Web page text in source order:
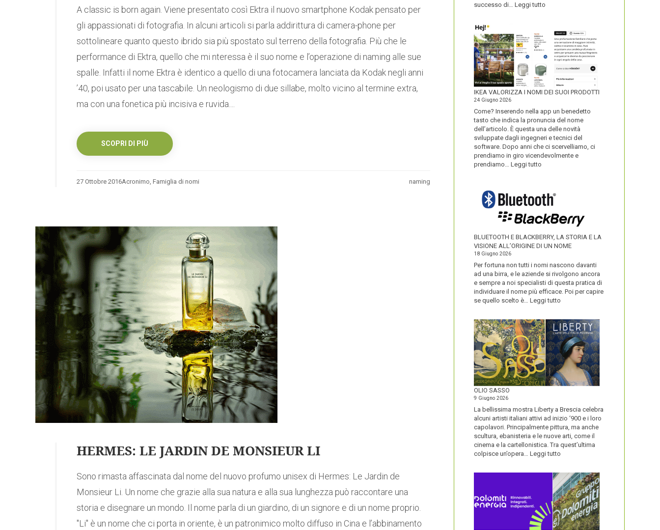
A classic is born again. Viene presentato così Ektra il nuovo smartphone Kodak pensato per
gli appassionati di fotografia. In alcuni articoli si parla addirittura di camera-phone per
sottolineare quanto questo ibrido sia più spostato sul terreno della fotografia. Più che le
performance di Ektra, quello che mi nteressa è il suo nome e l’operazione di naming alle sue
spalle. Infatti il nome Ektra è identico a quello di una fotocamera lanciata da Kodak negli anni
’40, poi usato per una tascabile. Un neologismo di due sillabe, molto vicino al termine extra,
ma con una fonetica più incisiva e ruvida....
SCOPRI DI PIÙ
27 Ottobre 2016 naming
Acronimo, Famiglia di nomi
HERMES: LE JARDIN DE MONSIEUR LI
Sono rimasta affascinata dal nome del nuovo profumo unisex di Hermes: Le Jardin de
Monsieur Li. Un nome che grazie alla sua natura e alla sua lunghezza può raccontare una
storia e disegnare un mondo. Il nome parla di un giardino, di un signore e di un nome proprio.
"Li" è un nome che ci porta in oriente, è un patronimico molto diffuso in Cina e l’abbinamento
successo di… Leggi tutto
IKEA VALORIZZA I NOMI DEI SUOI PRODOTTI
24 Giugno 2026
Come? Inserendo nella app un benedetto
tasto che indica la pronuncia del nome
dell’articolo. È questa una delle novità
sviluppate dagli ingegneri e tecnici del
software. Dopo anni che ci scervelliamo, ci
prendiamo in giro vicendevolmente e
prendiamo… Leggi tutto
NOMI
DEI
SUOI
PRODOTTI
BLUETOOTH E BLACKBERRY, LA STORIA E LA
VISIONE ALL’ORIGINE DI UN NOME
18 Giugno 2026
Per fortuna non tutti i nomi nascono davanti
ad una birra, e le aziende si rivolgono ancora
e sempre a noi specialisti di questa pratica di
individuare il nome più efficace. Poi per capire
se quello scelto è… Leggi tutto
BLACKBERRY,
LA
STORIA
E
LA
VISIONE
ALL’ORIGINE
DI
NOME
OLIO SASSO
9 Giugno 2026
La bellissima mostra Liberty a Brescia celebra
alcuni artisti italiani attivi ad inizio ‘900 e i loro
capolavori. Principalmente pittura, ma anche
scultura, ebanisteria e le nuove arti, come il
cinema e la cartellonistica. Tra quest’ultima
colpisce un’opera… Leggi tutto